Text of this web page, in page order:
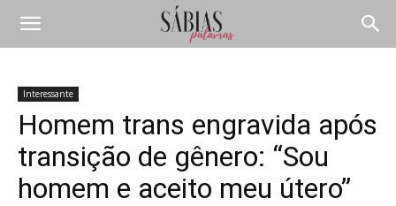
Interessante
Homem trans engravida após
transição de gênero: “Sou
homem e aceito meu útero”